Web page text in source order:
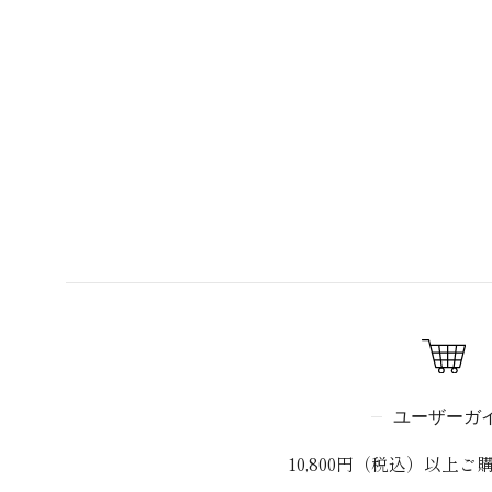
ユーザーガ
10,800円（税込）以上ご